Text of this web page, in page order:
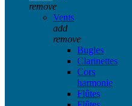
remove
Vents
add
remove
Bugles
Clarinettes
Cors
harmonie
Flûtes